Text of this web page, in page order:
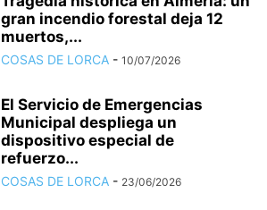
gran incendio forestal deja 12
muertos,...
COSAS DE LORCA - 10/07/2026
El Servicio de Emergencias
Municipal despliega un
dispositivo especial de
refuerzo...
COSAS DE LORCA - 23/06/2026